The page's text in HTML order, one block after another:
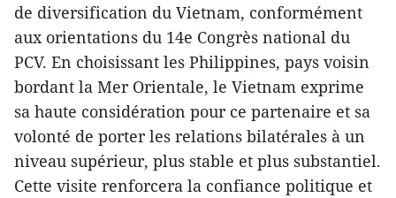
de diversification du Vietnam, conformément
aux orientations du 14e Congrès national du
PCV. En choisissant les Philippines, pays voisin
bordant la Mer Orientale, le Vietnam exprime
sa haute considération pour ce partenaire et sa
volonté de porter les relations bilatérales à un
niveau supérieur, plus stable et plus substantiel.
Cette visite renforcera la confiance politique et